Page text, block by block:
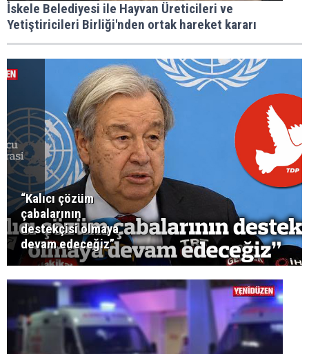
İskele Belediyesi ile Hayvan Üreticileri ve
Yetiştiricileri Birliği'nden ortak hareket kararı
“Kalıcı çözüm
çabalarının
destekçisi olmaya
devam edeceğiz”